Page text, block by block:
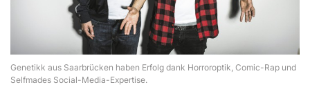
Genetikk aus Saarbrücken haben Erfolg dank Horroroptik, Comic-Rap und
Selfmades Social-Media-Expertise.